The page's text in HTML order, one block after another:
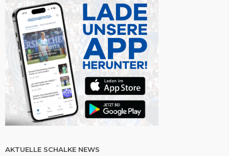
AKTUELLE SCHALKE NEWS